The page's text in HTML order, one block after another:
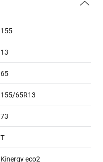
155
13
65
155/65R13
73
T
Kinergy eco2